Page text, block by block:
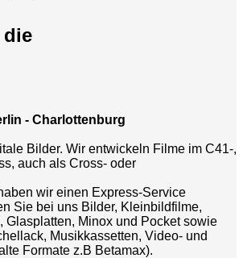
die
- Charlottenburg
Bilder. Wir entwickeln Filme im C41-,
auch als Cross- oder
wir einen Express-Service
Sie bei uns Bilder, Kleinbildfilme,
Glasplatten, Minox und Pocket sowie
Musikkassetten, Video- und
Formate z.B Betamax).